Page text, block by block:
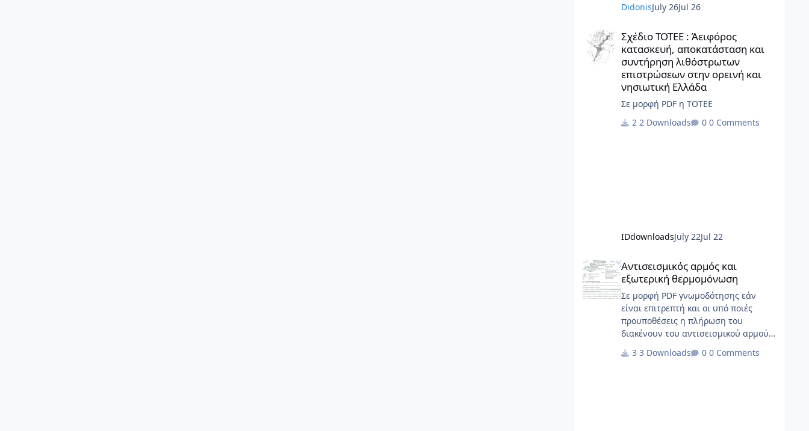
strategies + architecture. Για άδειες
μετάφρασης: contact@st-ar.nl www.st-
ar.nl
DidonisJuly 26Jul 26
Σχέδιο ΤΟΤΕΕ : Άειφόρος κατασκευή, αποκατάσταση
Σχέδιο ΤΟΤΕΕ : Άειφόρος
κατασκευή, αποκατάσταση και
συντήρηση λιθόστρωτων
επιστρώσεων στην ορεινή και
νησιωτική Ελλάδα
Σε μορφή PDF η ΤΟΤΕΕ
2 Downloads
0 Comments
IDdownloadsJuly 22Jul 22
Αντισεισμικός αρμός και
εξωτερική θερμομόνωση
Σε μορφή PDF γνωμοδότησης εάν
είναι επιτρεπτή και οι υπό ποιές
προυποθέσεις η πλήρωση του
διακένουν του αντισεισμικού αρμού
3 Downloads 0 Comments